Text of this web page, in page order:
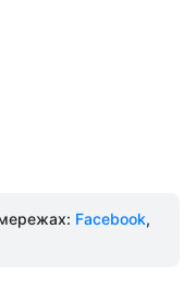
мережах: Facebook,